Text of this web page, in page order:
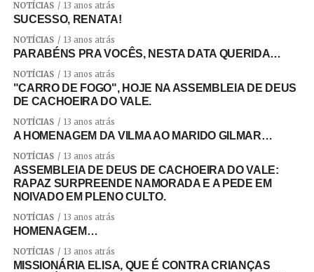
NOTÍCIAS 13 anos atrás
SUCESSO, RENATA!
NOTÍCIAS 13 anos atrás
PARABÉNS PRA VOCÊS, NESTA DATA QUERIDA…
NOTÍCIAS 13 anos atrás
"CARRO DE FOGO", HOJE NA ASSEMBLEIA DE DEUS
DE CACHOEIRA DO VALE.
NOTÍCIAS 13 anos atrás
A HOMENAGEM DA VILMA AO MARIDO GILMAR…
NOTÍCIAS 13 anos atrás
ASSEMBLEIA DE DEUS DE CACHOEIRA DO VALE:
RAPAZ SURPREENDE NAMORADA E A PEDE EM
NOIVADO EM PLENO CULTO.
NOTÍCIAS 13 anos atrás
HOMENAGEM…
NOTÍCIAS 13 anos atrás
MISSIONÁRIA ELISA, QUE É CONTRA CRIANÇAS